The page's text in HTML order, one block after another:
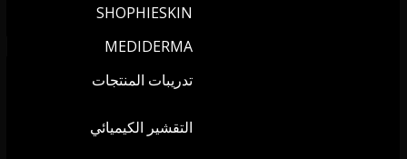
SHOPHIESKIN
MEDIDERMA
تدريبات المنتجات
التقشير الكيميائي